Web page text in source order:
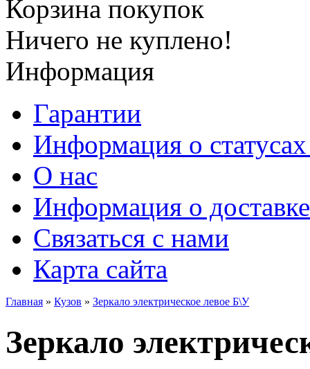
Корзина покупок
Ничего не куплено!
Информация
Гарантии
Информация о статусах
О нас
Информация о доставке
Связаться с нами
Карта сайта
Главная » Кузов » Зеркало электрическое левое Б\У
Зеркало